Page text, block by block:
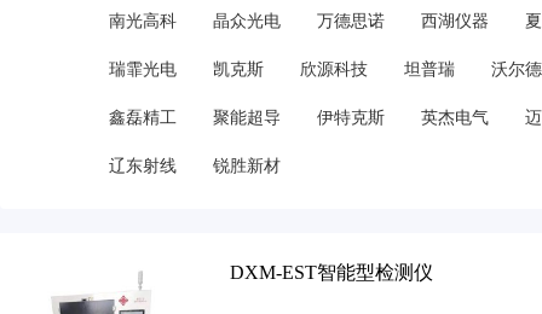
南光高科 晶众光电 万德思诺 西湖仪器
瑞霏光电 凯克斯 欣源科技 坦普瑞 沃尔
鑫磊精工 聚能超导 伊特克斯 英杰电气
辽东射线 锐胜新材
DXM-EST智能型检测仪